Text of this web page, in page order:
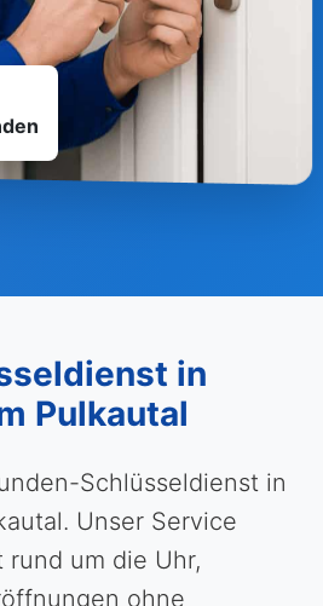
in
Pulkautal
Schlüsseldienst in
Unser Service
um die Uhr,
ohne